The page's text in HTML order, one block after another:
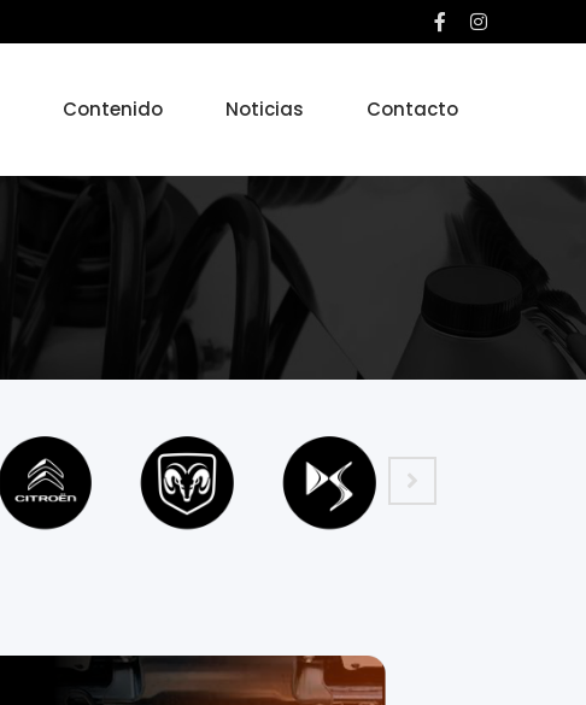
Contenido Noticias Contacto